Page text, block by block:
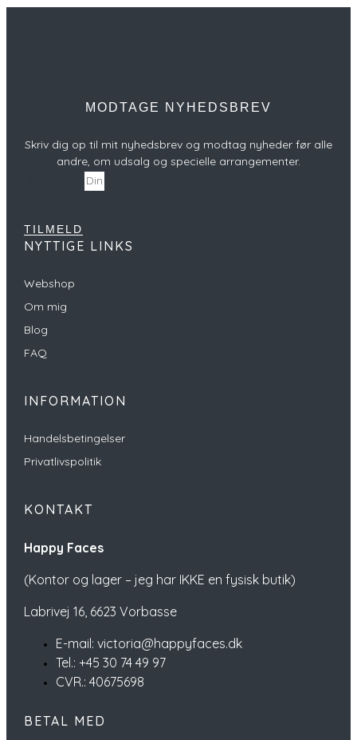
MODTAGE NYHEDSBREV
Skriv dig op til mit nyhedsbrev og modtag nyheder før alle
andre, om udsalg og specielle arrangementer.
TILMELD
NYTTIGE LINKS
Webshop
Om mig
Blog
FAQ
INFORMATION
Handelsbetingelser
Privatlivspolitik
KONTAKT
Happy Faces
(Kontor og lager – jeg har IKKE en fysisk butik)
Labrivej 16, 6623 Vorbasse
E-mail: victoria@happyfaces.dk
Tel.: +45 30 74 49 97
CVR.: 40675698
BETAL MED